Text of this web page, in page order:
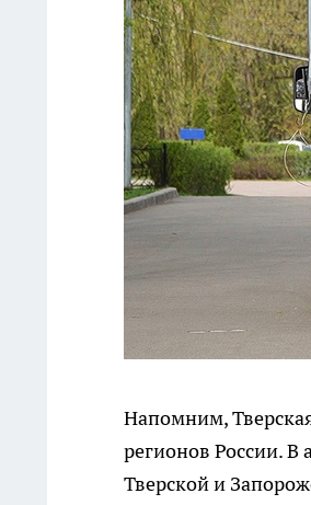
Напомним,
регионов России. В
Тверской и